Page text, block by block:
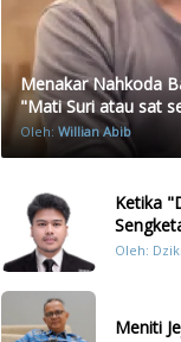
Menakar Nahkoda
"Mati Suri atau sat
Oleh: Willian Abib
Ketika
Oleh:
Meniti